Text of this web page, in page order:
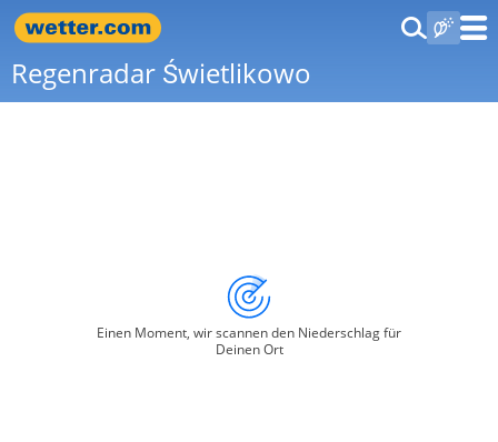
Regenradar Świetlikowo
Einen Moment, wir scannen den Niederschlag für
Deinen Ort